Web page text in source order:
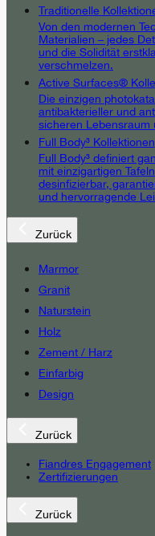
Traditionelle
Von den modernen
Materialien – jedes
und die Solidität
verschmelzen.
Active Surfaces®
Die einzigen
antibakterieller und
sicheren Lebensraum
Full Body³ Kollektionen
Full Body³ definiert
mit einzigartigen
desinfizierbar,
und hervorragende
Zurück
Marmor
Granit
Naturstein
Holz
Zement / Harz
Einfarbig
Design
Zurück
Fiandres Engagement
Zertifizierungen
Zurück